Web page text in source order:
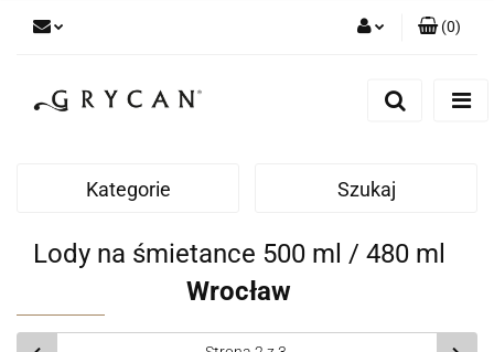
Zgody cookies
(0)
Kategorie Szukaj
Lody na śmietance 500 ml / 480 ml
Wrocław